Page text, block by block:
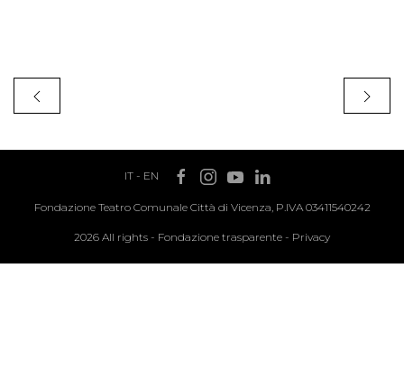
IT- EN
Fondazione Teatro Comunale Città di Vicenza, P.IVA 03411540242
2026 All rights - Fondazione trasparente - Privacy